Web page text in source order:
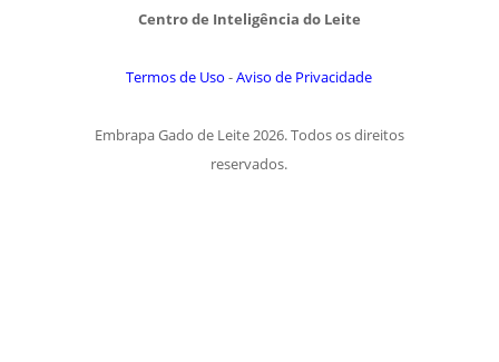
Centro de Inteligência do Leite
Termos de Uso -Aviso de Privacidade
Embrapa Gado de Leite 2026. Todos os direitos
reservados.